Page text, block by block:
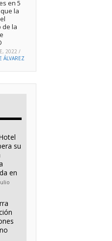
en 5
la
de la
2022 /
ÁLVAREZ
su
en